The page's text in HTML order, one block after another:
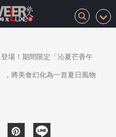
場！期間限定「沁夏芒香午
將美食幻化為一首夏日風物